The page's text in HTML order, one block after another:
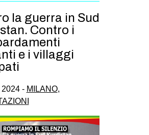
la guerra in Sud
Contro i
e i villaggi
2024 - MILANO,